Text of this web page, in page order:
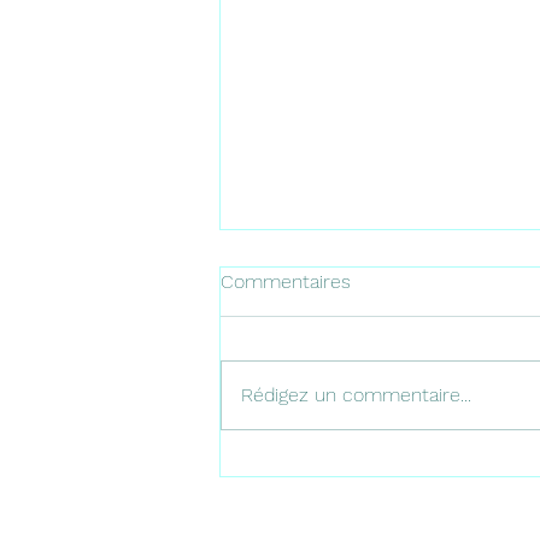
Commentaires
Rédigez un commentaire...